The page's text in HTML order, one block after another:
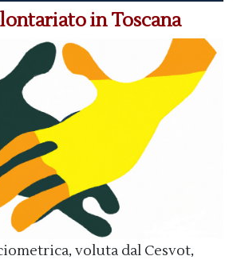
in Toscana
voluta dal Cesvot,